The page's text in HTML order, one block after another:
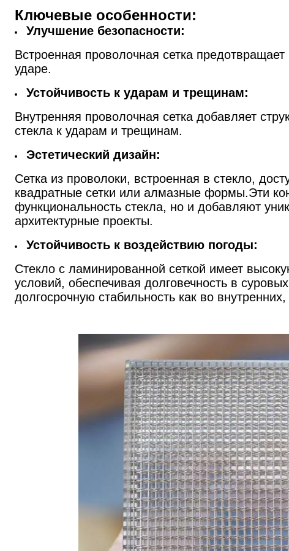
Ключевые особенности:
Улучшение безопасности:
Встроенная проволочная сетка
ударе.
Устойчивость к ударам и трещинам:
Внутренняя проволочная сетка добавляет
стекла к ударам и трещинам.
Эстетический дизайн:
Сетка из проволоки, встроенная в стекло,
квадратные сетки или алмазные формы.Эти
функциональность стекла, но и добавляют
архитектурные проекты.
Устойчивость к воздействию погоды:
Стекло с ламинированной сеткой имеет
условий, обеспечивая долговечность в
долгосрочную стабильность как во